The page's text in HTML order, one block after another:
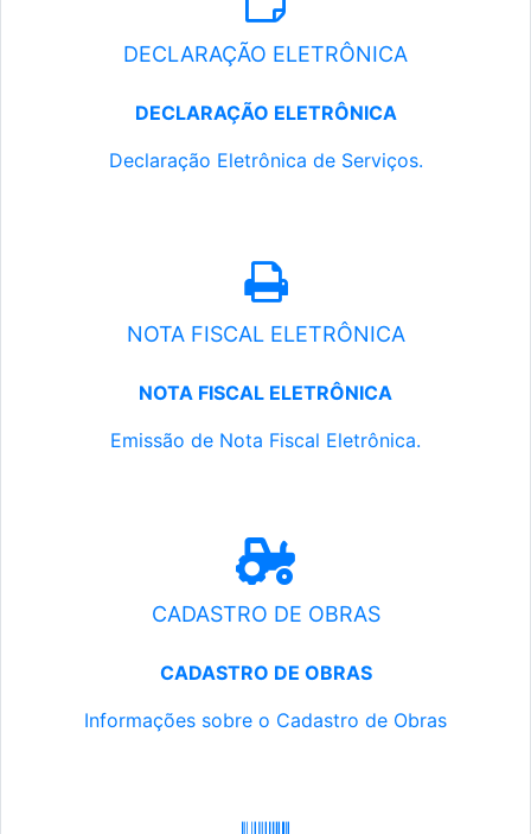
DECLARAÇÃO ELETRÔNICA
DECLARAÇÃO ELETRÔNICA
Declaração Eletrônica de Serviços.
NOTA FISCAL ELETRÔNICA
NOTA FISCAL ELETRÔNICA
Emissão de Nota Fiscal Eletrônica.
CADASTRO DE OBRAS
CADASTRO DE OBRAS
Informações sobre o Cadastro de Obras